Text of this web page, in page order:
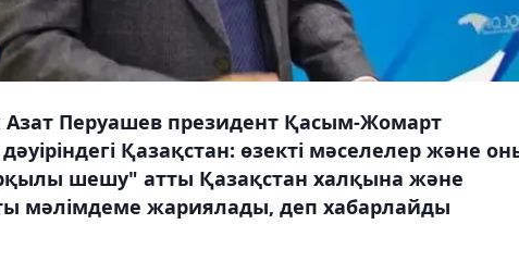
Перуашев президент Қасым-Жомарт
Қазақстан: өзекті мәселелер және
шешу" атты Қазақстан халқына және
мәлімдеме жариялады, деп хабарлайды